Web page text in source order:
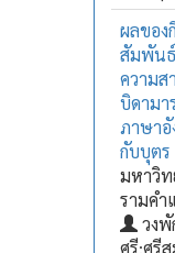
ผลของ
สัมพัน
ความส
บิดามา
ภาษาอั
กับบุตร
มหาวิท
รามคำ
วงพั
ศรี;ศรี